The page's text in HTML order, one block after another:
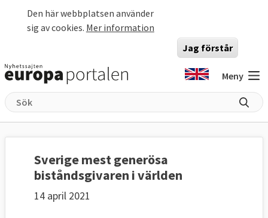
Den här webbplatsen använder
sig av cookies. Mer information
Jag förstår
Meny
Sverige mest generösa
biståndsgivaren i världen
14 april 2021